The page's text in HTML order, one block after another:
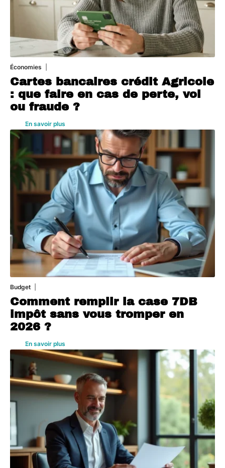
Économies
Cartes bancaires crédit Agricole
: que faire en cas de perte, vol
ou fraude ?
En savoir plus
Budget
Comment remplir la case 7DB
impôt sans vous tromper en
2026 ?
En savoir plus